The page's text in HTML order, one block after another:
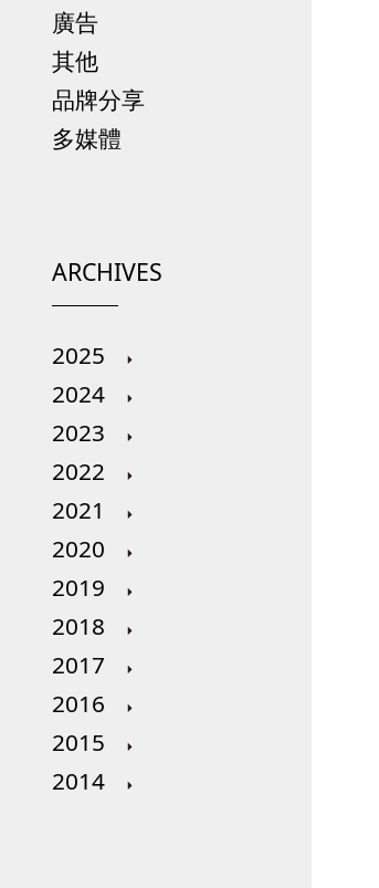
廣告
其他
品牌分享
多媒體
ARCHIVES
2025
2024
2023
2022
2021
2020
2019
2018
2017
2016
2015
2014